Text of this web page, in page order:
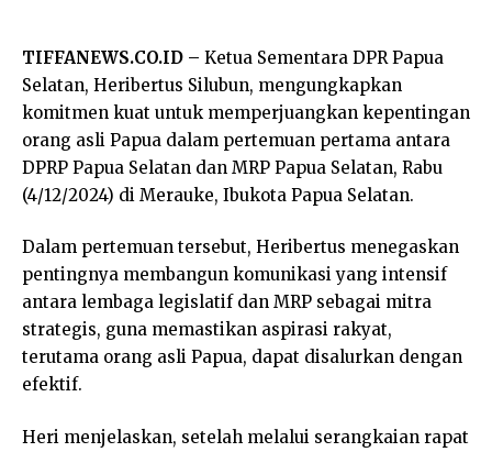
TIFFANEWS.CO.ID – Ketua Sementara DPR Papua
Selatan, Heribertus Silubun, mengungkapkan
komitmen kuat untuk memperjuangkan kepentingan
orang asli Papua dalam pertemuan pertama antara
DPRP Papua Selatan dan MRP Papua Selatan, Rabu
(4/12/2024) di Merauke, Ibukota Papua Selatan.
Dalam pertemuan tersebut, Heribertus menegaskan
pentingnya membangun komunikasi yang intensif
antara lembaga legislatif dan MRP sebagai mitra
strategis, guna memastikan aspirasi rakyat,
terutama orang asli Papua, dapat disalurkan dengan
efektif.
Heri menjelaskan, setelah melalui serangkaian rapat